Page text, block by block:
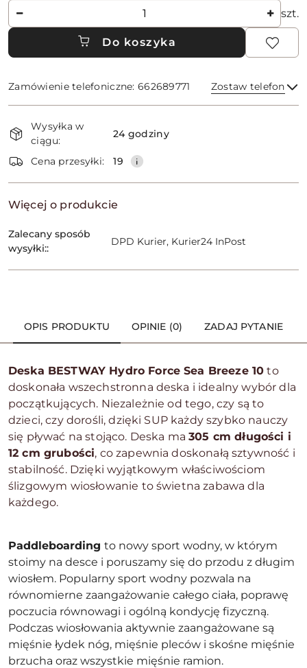
Ilość szt.
Do koszyka
Zamówienie telefoniczne: 662689771 Zostaw telefon
i
dostawa
Wysyłka w
ciągu:
24 godziny
Cena przesyłki: 19
Więcej o produkcie
Zalecany sposób
wysyłki::
DPD Kurier, Kurier24 InPost
OPIS PRODUKTU OPINIE (0) ZADAJ PYTANIE
Deska BESTWAY Hydro Force Sea Breeze 10 to
doskonała wszechstronna deska i idealny wybór dla
początkujących. Niezależnie od tego, czy są to
dzieci, czy dorośli, dzięki SUP każdy szybko nauczy
się pływać na stojąco. Deska ma305 cm długości i
12 cm grubości, co zapewnia doskonałą sztywność i
stabilność. Dzięki wyjątkowym właściwościom
ślizgowym wiosłowanie to świetna zabawa dla
każdego.
Paddleboarding to nowy sport wodny, w którym
stoimy na desce i poruszamy się do przodu z długim
wiosłem. Popularny sport wodny pozwala na
równomierne zaangażowanie całego ciała, poprawę
poczucia równowagi i ogólną kondycję fizyczną.
Podczas wiosłowania aktywnie zaangażowane są
mięśnie łydek nóg, mięśnie pleców i skośne mięśnie
brzucha oraz wszystkie mięśnie ramion.